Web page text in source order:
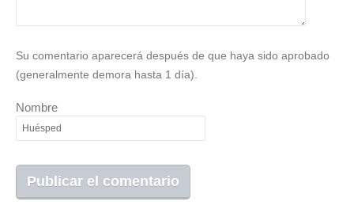
Su comentario aparecerá después de que haya sido aprobado
(generalmente demora hasta 1 día).
Nombre